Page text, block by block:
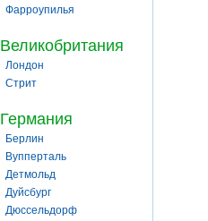
Фарроупилья
Великобритания
Лондон
Стрит
Германия
Берлин
Вупперталь
Детмольд
Дуйсбург
Дюссельдорф